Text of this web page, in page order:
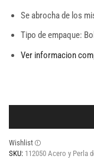
Se abrocha de los
Tipo de empaque:
Ver informacion
Wishlist
SKU: 112050 Acero y Perla